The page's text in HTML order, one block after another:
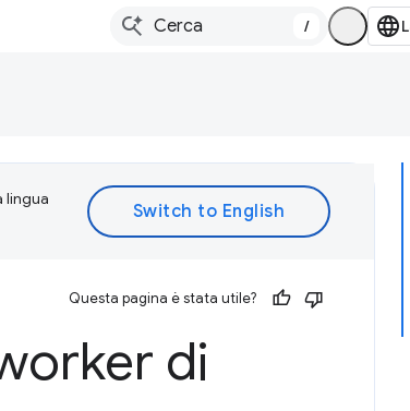
/
lingua
Questa pagina è stata utile?
di